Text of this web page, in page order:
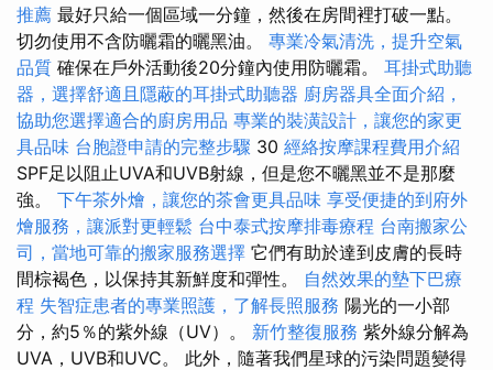
推薦 最好只給一個區域一分鐘，然後在房間裡打破一點。
切勿使用不含防曬霜的曬黑油。 專業冷氣清洗，提升空氣
品質 確保在戶外活動後20分鐘內使用防曬霜。 耳掛式助聽
器，選擇舒適且隱蔽的耳掛式助聽器 廚房器具全面介紹，
協助您選擇適合的廚房用品 專業的裝潢設計，讓您的家更
具品味 台胞證申請的完整步驟 30 經絡按摩課程費用介紹
SPF足以阻止UVA和UVB射線，但是您不曬黑並不是那麼
強。 下午茶外燴，讓您的茶會更具品味 享受便捷的到府外
燴服務，讓派對更輕鬆 台中泰式按摩排毒療程 台南搬家公
司，當地可靠的搬家服務選擇 它們有助於達到皮膚的長時
間棕褐色，以保持其新鮮度和彈性。 自然效果的墊下巴療
程 失智症患者的專業照護，了解長照服務 陽光的一小部
分，約5％的紫外線（UV）。 新竹整復服務 紫外線分解為
UVA，UVB和UVC。 此外，隨著我​​們星球的污染問題變得